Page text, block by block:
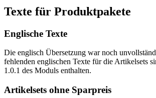
Texte für Produktpakete
Englische Texte
Die englisch Übersetzung war noch
fehlenden englischen Texte für die Artikelsets
1.0.1 des Moduls enthalten.
Artikelsets ohne Sparpreis